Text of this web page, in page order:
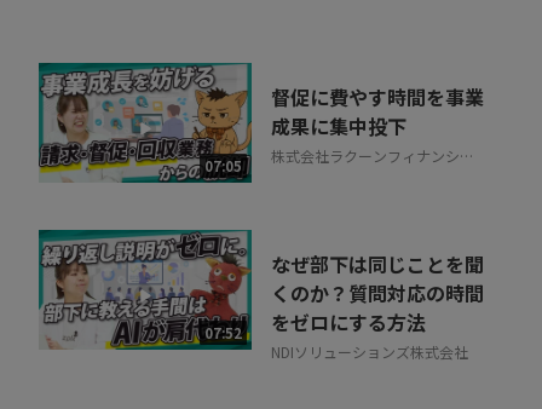
07:05
督促に費やす時間を事業
成果に集中投下
株式会社ラクーンフィナンシャ
07:52
なぜ部下は同じことを聞
くのか？質問対応の時間
をゼロにする方法
NDIソリューションズ株式会社